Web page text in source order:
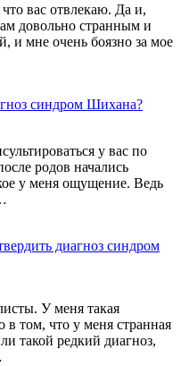
вас отвлекаю. Да и,
довольно странным и
и мне очень боязно за мое
синдром Шихана?
у вас по
родов начались
у меня ощущение. Ведь
диагноз синдром
У меня такая
том, что у меня странная
такой редкий диагноз,